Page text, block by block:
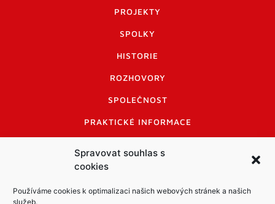
Spravovat souhlas s
cookies
Používáme cookies k optimalizaci našich webových stránek a našich
služeb.
PROJEKTY
SPOLKY
HISTORIE
ROZHOVORY
SPOLEČNOST
PRAKTICKÉ INFORMACE
INFORMACE A KODEX DISKUTUJÍCÍCH
LOGO A LOGO MANUÁL